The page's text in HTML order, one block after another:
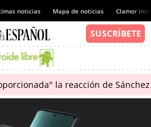
noticias Mapa de noticias Clamor
la reacción de